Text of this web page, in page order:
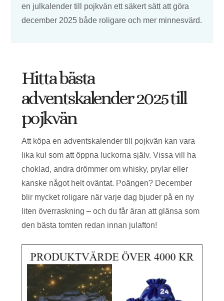
en julkalender till pojkvän ett säkert sätt att göra
december 2025 både roligare och mer minnesvärd.
Hitta bästa
adventskalender 2025 till
pojkvän
Att köpa en adventskalender till pojkvän kan vara
lika kul som att öppna luckorna själv. Vissa vill ha
choklad, andra drömmer om whisky, prylar eller
kanske något helt oväntat. Poängen? December
blir mycket roligare när varje dag bjuder på en ny
liten överraskning – och du får äran att glänsa som
den bästa tomten redan innan julafton!